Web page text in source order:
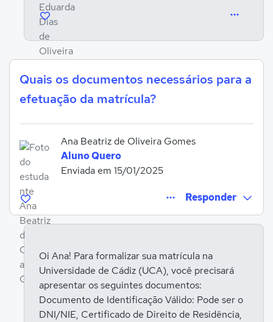
Quais os documentos necessários para a
efetuação da matrícula?
Ana Beatriz de Oliveira Gomes
Aluno Quero
Enviada em 15/01/2025
Responder
Entrar para responder
Oi Ana! Para formalizar sua matrícula na
Universidade de Cádiz (UCA), você precisará
apresentar os seguintes documentos:
Documento de Identificação Válido: Pode ser o
DNI/NIE, Certificado de Direito de Residência,